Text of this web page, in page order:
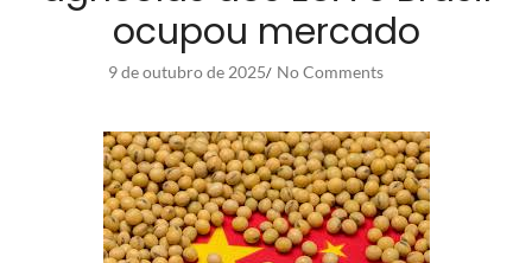
ocupou mercado
9 de outubro de 2025/ No Comments